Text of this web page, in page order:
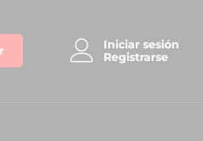
Iniciar sesión
Registrarse